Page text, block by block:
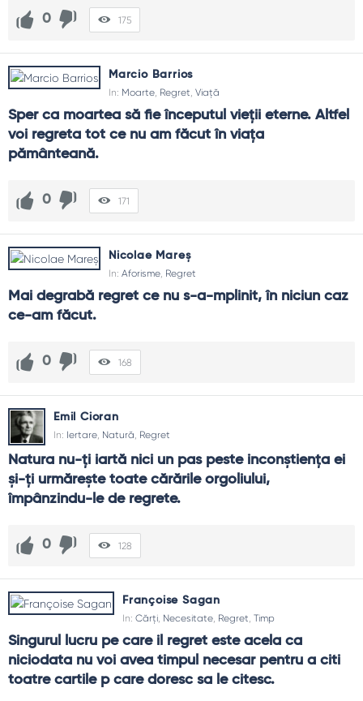
0 175
Marcio Barrios
In: Moarte, Regret, Viață
Sper ca moartea să fie începutul vieții eterne. Altfel
voi regreta tot ce nu am făcut în viața
pământeană.
0 171
Nicolae Mareș
In: Aforisme, Regret
Mai degrabă regret ce nu s-a-mplinit, în niciun caz
ce-am făcut.
0 168
Emil Cioran
In: Iertare, Natură, Regret
Natura nu-ţi iartă nici un pas peste inconştienţa ei
şi-ţi urmăreşte toate cărările orgoliului,
împânzindu-le de regrete.
0 128
Françoise Sagan
In: Cărți, Necesitate, Regret, Timp
Singurul lucru pe care il regret este acela ca
niciodata nu voi avea timpul necesar pentru a citi
toatre cartile p care doresc sa le citesc.